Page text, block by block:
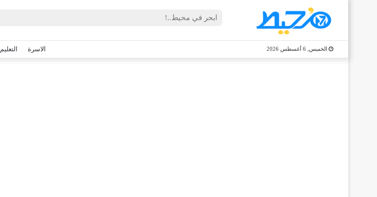
الخميس, 6 أغسطس 2026 الاسرة التعليم